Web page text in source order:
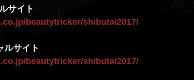
サイト
beautytricker/shibutai2017/
ルサイト
beautytricker/shibutai2017/